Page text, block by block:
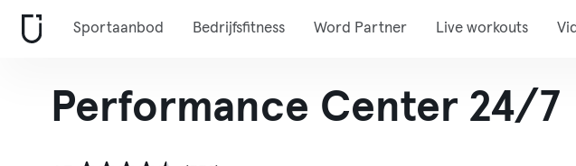
Sportaanbod Bedrijfsfitness Word Partner Live workouts
Performance Center 24/7